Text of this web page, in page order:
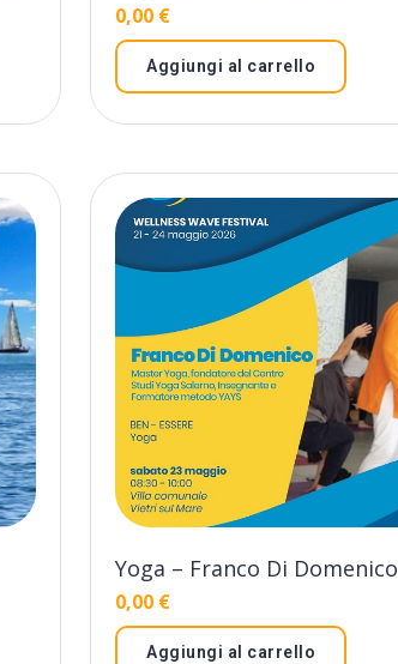
0,00 €
Aggiungi al carrello
Yoga – Franco Di Domenico
0,00 €
Aggiungi al carrello